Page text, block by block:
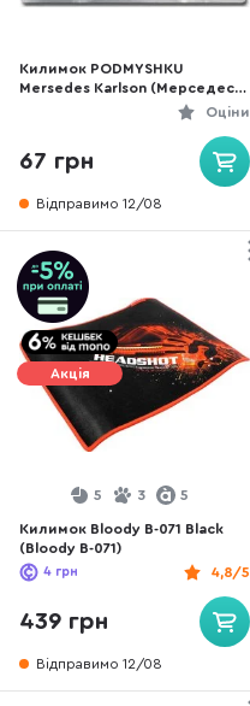
Килимок PODMYSHKU
Mersedes Karlson (Мерседес-
Оціни
67 грн
Відправимо 12/08
Акція
5 3 5
Килимок Bloody B-071 Black
(Bloody B-071)
4,8/5
4 грн
439 грн
Відправимо 12/08